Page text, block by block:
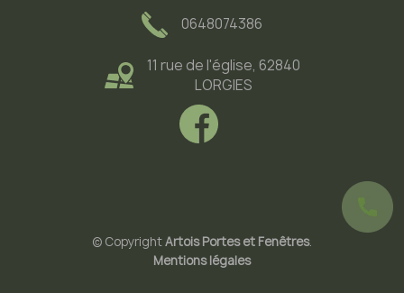
0648074386
11 rue de l'église, 62840
LORGIES
© CopyrightArtois Portes et Fenêtres.
Mentions légales